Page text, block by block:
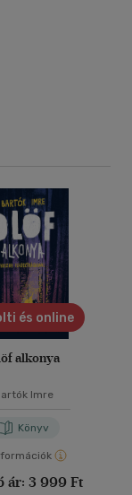
és online
alkonya
Imre
Könyv
ár: 3 999 Ft